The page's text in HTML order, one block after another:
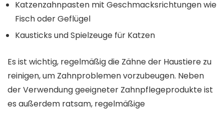
Katzenzahnpasten mit Geschmacksrichtungen wie
Fisch oder Geflügel
Kausticks und Spielzeuge für Katzen
Es ist wichtig, regelmäßig die Zähne der Haustiere zu
reinigen, um Zahnproblemen vorzubeugen. Neben
der Verwendung geeigneter Zahnpflegeprodukte ist
es außerdem ratsam, regelmäßige